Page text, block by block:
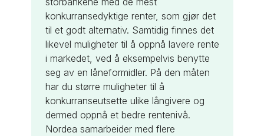
konkurransedyktige renter, som gjør det
til et godt alternativ. Samtidig finnes det
likevel muligheter til å oppnå lavere rente
i markedet, ved å eksempelvis benytte
seg av en låneformidler. På den måten
har du større muligheter til å
konkurranseutsette ulike långivere og
dermed oppnå et bedre rentenivå.
Nordea samarbeider med flere